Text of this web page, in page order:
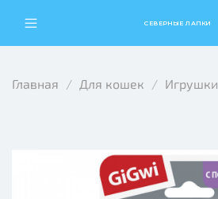
СЕВЕРНЫЕ ЛАПКИ
Главная Для кошек Игрушки